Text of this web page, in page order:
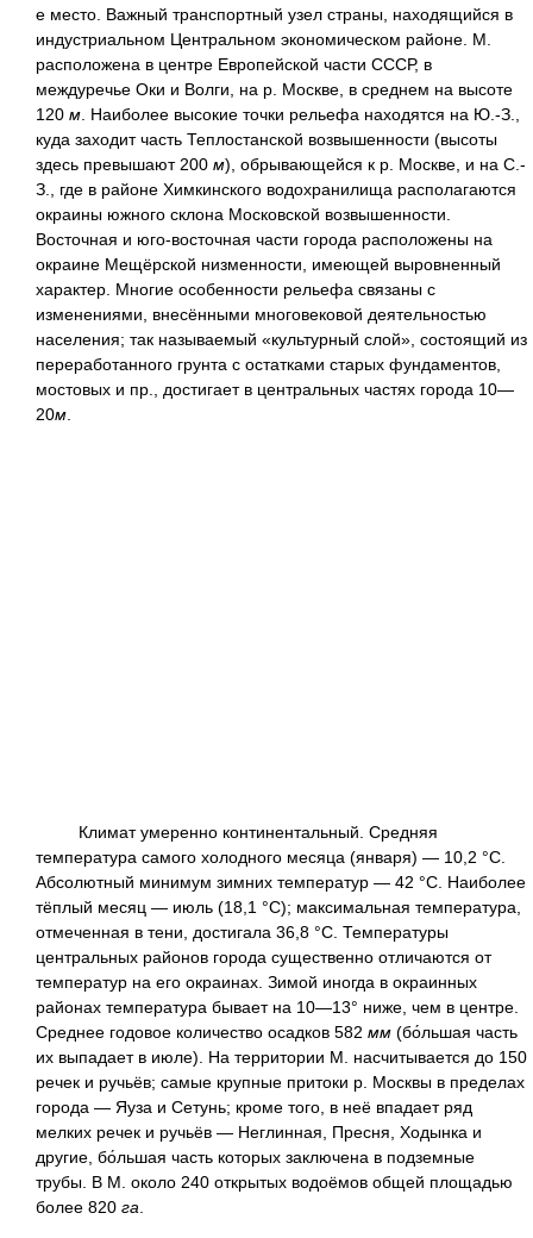
е место. Важный транспортный узел страны, находящийся в
индустриальном Центральном экономическом районе. М.
расположена в центре Европейской части СССР, в
междуречье Оки и Волги, на р. Москве, в среднем на высоте
120 м . Наиболее высокие точки рельефа находятся на Ю.-З.,
куда заходит часть Теплостанской возвышенности (высоты
здесь превышают 200 м), обрывающейся к р. Москве, и на С.-
З., где в районе Химкинского водохранилища располагаются
окраины южного склона Московской возвышенности.
Восточная и юго-восточная части города расположены на
окраине Мещёрской низменности, имеющей выровненный
характер. Многие особенности рельефа связаны с
изменениями, внесёнными многовековой деятельностью
населения; так называемый «культурный слой», состоящий из
переработанного грунта с остатками старых фундаментов,
мостовых и пр., достигает в центральных частях города 10—
20м
Климат умеренно континентальный. Средняя
температура самого холодного месяца (января) — 10,2 °С.
Абсолютный минимум зимних температур — 42 °С. Наиболее
тёплый месяц — июль (18,1 °С); максимальная температура,
отмеченная в тени, достигала 36,8 °С. Температуры
центральных районов города существенно отличаются от
температур на его окраинах. Зимой иногда в окраинных
районах температура бывает на 10—13° ниже, чем в центре.
Среднее годовое количество осадков 582 мм (бо́льшая часть
их выпадает в июле). На территории М. насчитывается до 150
речек и ручьёв; самые крупные притоки р. Москвы в пределах
города — Яуза и Сетунь; кроме того, в неё впадает ряд
мелких речек и ручьёв — Неглинная, Пресня, Ходынка и
другие, бо́льшая часть которых заключена в подземные
трубы. В М. около 240 открытых водоёмов общей площадью
более 820 га